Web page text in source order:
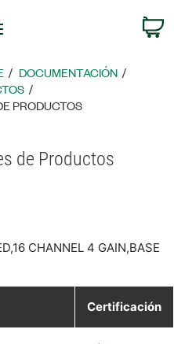
DOCUMENTACIÓN
PRODUCTOS
de Productos
CHANNEL 4 GAIN,BASE
Certificación